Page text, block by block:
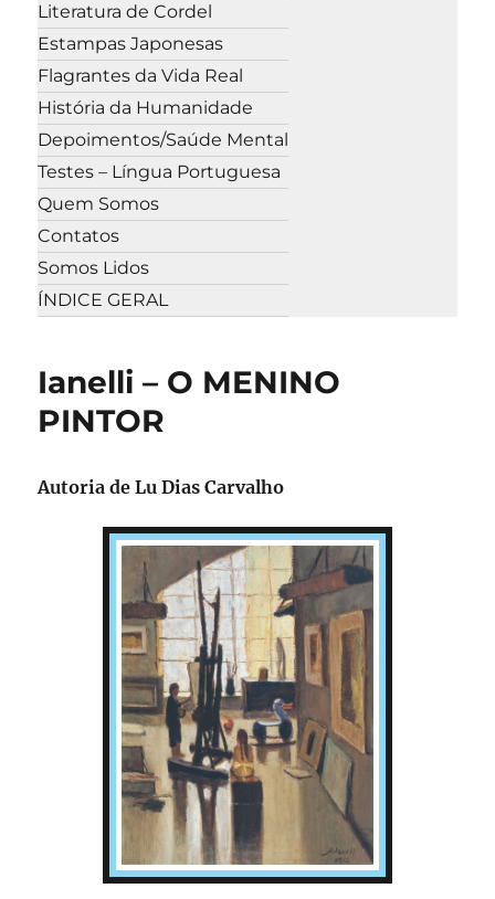
Literatura de Cordel
Estampas Japonesas
Flagrantes da Vida Real
História da Humanidade
Depoimentos/Saúde Mental
Testes – Língua Portuguesa
Quem Somos
Contatos
Somos Lidos
ÍNDICE GERAL
Ianelli – O MENINO
PINTOR
Autoria deLu Dias Carvalho